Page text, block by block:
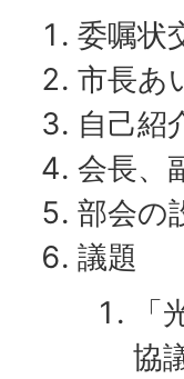
委嘱状
市長あ
自己紹
会長、
部会の
議題
協